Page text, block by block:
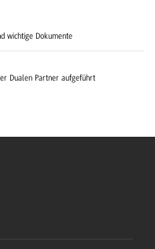
wichtige Dokumente
Dualen Partner aufgeführt